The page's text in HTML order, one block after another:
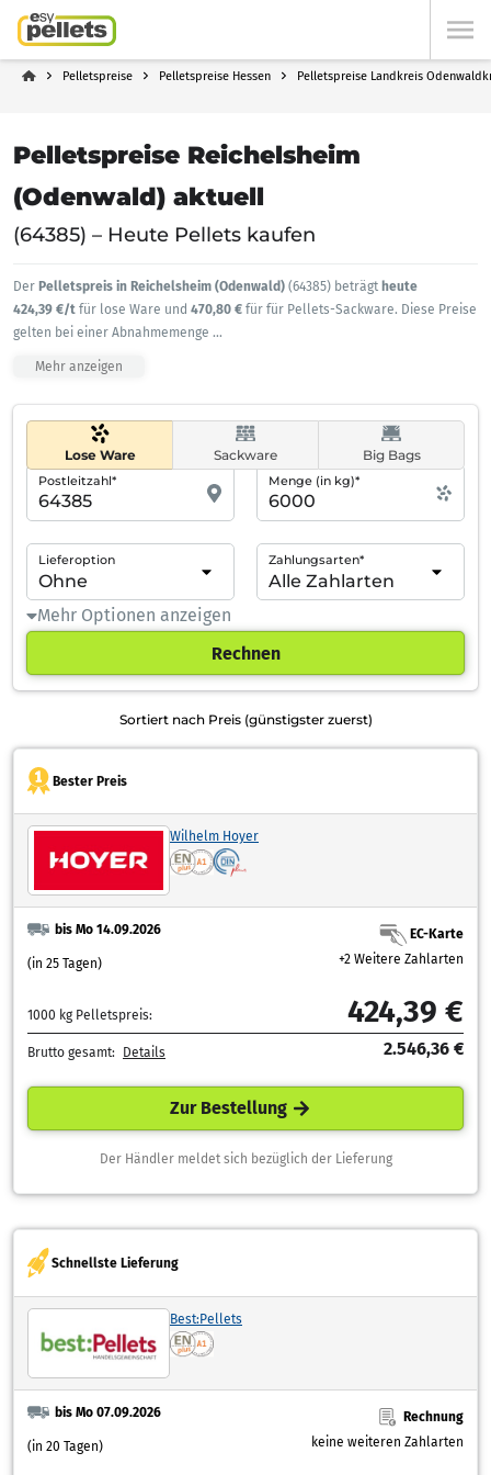
Pelletspreise Pelletspreise Hessen Pelletspreise Landkreis
Pelletspreise Reichelsheim
(Odenwald) aktuell
(64385) – Heute Pellets kaufen
Der Pelletspreis in Reichelsheim (Odenwald) (64385) beträgt heute
424,39 €/t für lose Ware und 470,80 € für für Pellets-Sackware. Diese Preise
gelten bei einer Abnahmemenge ...
Mehr anzeigen
Lose Ware Sackware Big Bags
Postleitzahl* Menge (in kg)*
Lieferoption Zahlungsarten*
Mehr Optionen anzeigen
Rechnen
Sortiert nach Preis (günstigster zuerst)
Bester Preis
Wilhelm Hoyer
bis Mo 14.09.2026
(in 25 Tagen)
EC-Karte
+2 Weitere Zahlarten
1000 kg Pelletspreis: 424,39 €
Brutto gesamt: Details 2.546,36 €
Zur Bestellung
Der Händler meldet sich bezüglich der Lieferung
Schnellste Lieferung
Best:Pellets
bis Mo 07.09.2026
(in 20 Tagen)
Rechnung
keine weiteren Zahlarten